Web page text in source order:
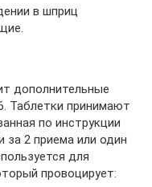
в шприц
дополнительные
Таблетки принимают
по инструкции
за 2 приема или один
для
провоцирует: